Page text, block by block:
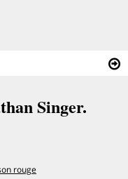
Singer.
rouge